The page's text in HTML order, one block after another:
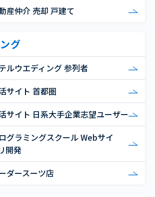
産仲介 売却 戸建て
グ
ルウエディング 参列者
サイト 首都圏
サイト 日系大手企業志望ユーザー
グラミングスクール Webサイ
開発
ダースーツ店